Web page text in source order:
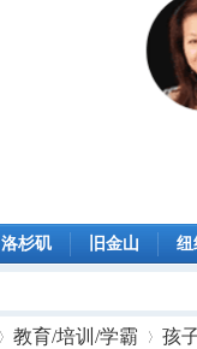
洛杉矶 旧金山 纽
教育/培训/学霸 孩